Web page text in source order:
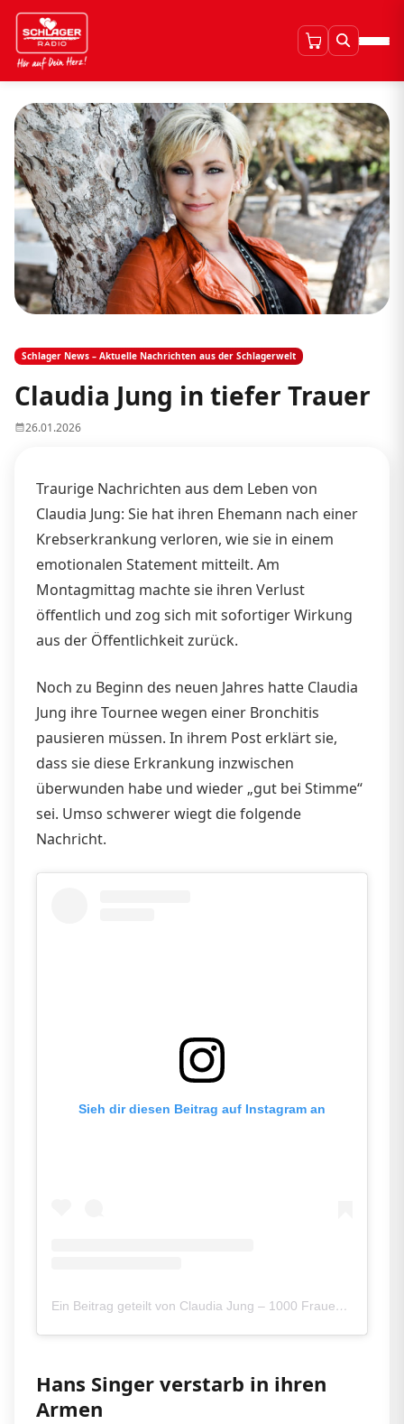
Schlager News – Aktuelle Nachrichten aus der Schlagerwelt
Claudia Jung in tiefer Trauer
26.01.2026
Traurige Nachrichten aus dem Leben von
Claudia Jung: Sie hat ihren Ehemann nach einer
Krebserkrankung verloren, wie sie in einem
emotionalen Statement mitteilt. Am
Montagmittag machte sie ihren Verlust
öffentlich und zog sich mit sofortiger Wirkung
aus der Öffentlichkeit zurück.
Noch zu Beginn des neuen Jahres hatte Claudia
Jung ihre Tournee wegen einer Bronchitis
pausieren müssen. In ihrem Post erklärt sie,
dass sie diese Erkrankung inzwischen
überwunden habe und wieder „gut bei Stimme“
sei. Umso schwerer wiegt die folgende
Nachricht.
Sieh dir diesen Beitrag auf Instagram an
Ein Beitrag geteilt von Claudia Jung – 1000 Frauen (@jung.claudia)
Hans Singer verstarb in ihren
Armen